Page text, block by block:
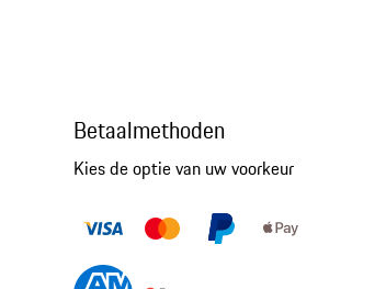
Betaalmethoden
Kies de optie van uw voorkeur